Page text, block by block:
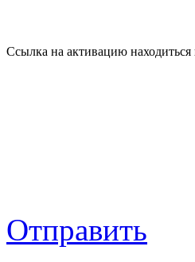
Ссылка на активацию находиться
Отправить